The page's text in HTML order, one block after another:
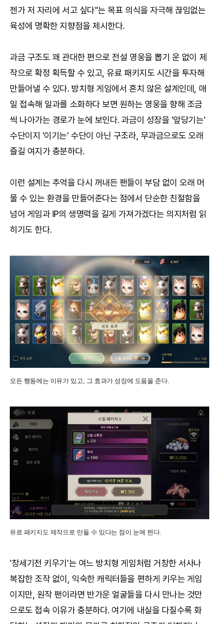
젠가 저 자리에 서고 싶다"는 목표 의식을 자극해 끊임없는
육성에 명확한 지향점을 제시한다.
과금 구조도 꽤 관대한 편으로 전설 영웅을 뽑기 운 없이 제
작으로 확정 획득할 수 있고, 유료 패키지도 시간을 투자해
만들어낼 수 있다. 방치형 게임에서 흔치 않은 설계인데, 매
일 접속해 일과를 소화하다 보면 원하는 영웅을 향해 조금
씩 나아가는 경로가 눈에 보인다. 과금이 성장을 '앞당기는'
수단이지 '이기는' 수단이 아닌 구조라, 무과금으로도 오래
즐길 여지가 충분하다.
이런 설계는 추억을 다시 꺼내든 팬들이 부담 없이 오래 머
물 수 있는 환경을 만들어준다는 점에서 단순한 친절함을
넘어 게임과 IP의 생명력을 길게 가져가겠다는 의지처럼 읽
히기도 한다.
모든 행동에는 이유가 있고, 그 효과가 성장에 도움을 준다.
유료 패키지도 제작으로 만들 수 있다는 점이 눈에 띈다.
'창세기전 키우기'는 여느 방치형 게임처럼 거창한 서사나
복잡한 조작 없이, 익숙한 캐릭터들을 편하게 키우는 게임
이지만, 원작 팬이라면 반가운 얼굴들을 다시 만나는 것만
으로도 접속 이유가 충분하다. 여기에 내실을 다질수록 화